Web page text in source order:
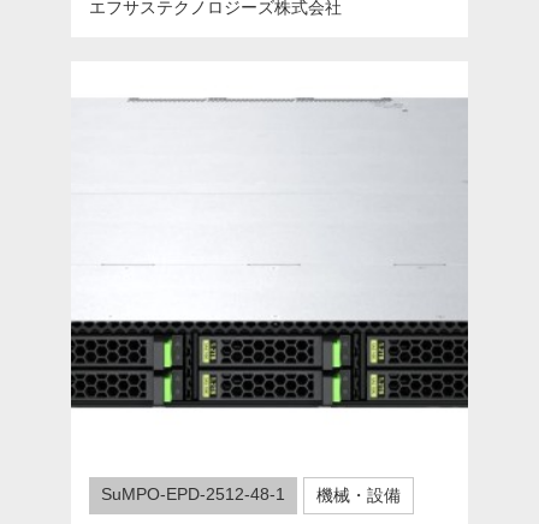
エフサステクノロジーズ株式会社
SuMPO-EPD-2512-48-1 機械・設備